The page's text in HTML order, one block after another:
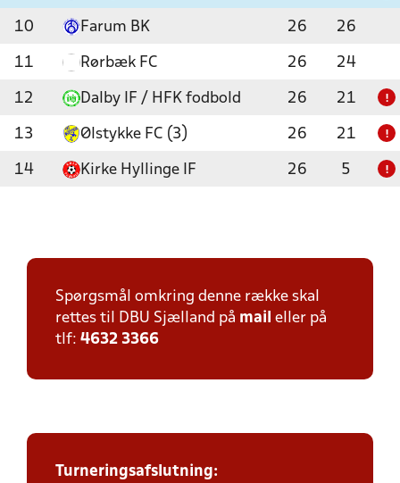
10 Farum BK 26 26
11 Rørbæk FC 26 24
12 Dalby IF / HFK fodbold 26 21 !
13 Ølstykke FC (3) 26 21 !
14 Kirke Hyllinge IF 26 5 !
Spørgsmål omkring denne række skal
rettes til DBU Sjælland på mail eller på
tlf: 4632 3366
Turneringsafslutning: